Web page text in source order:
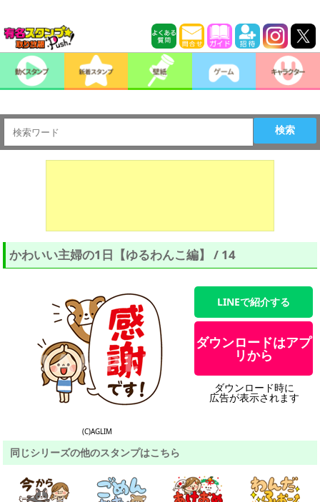
検索
かわいい主婦の1日【ゆるわんこ編】 / 14
(C)AGLIM
LINEで紹介する
ダウンロードはアプ
リから
ダウンロード時に
広告が表示されます
同じシリーズの他のスタンプはこちら